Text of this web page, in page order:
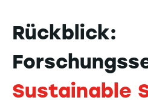
Rückblick:
Sustainable